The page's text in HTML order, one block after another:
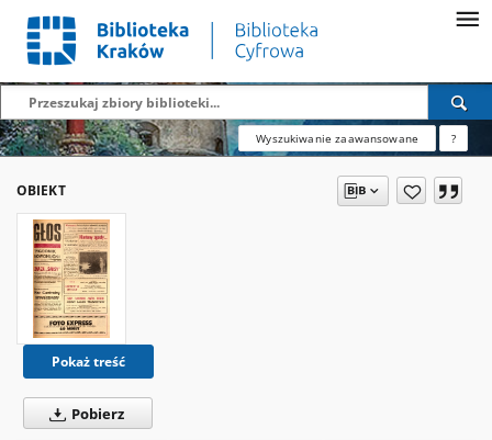
Wyszukiwanie zaawansowane ?
OBIEKT
Pokaż treść
Pobierz